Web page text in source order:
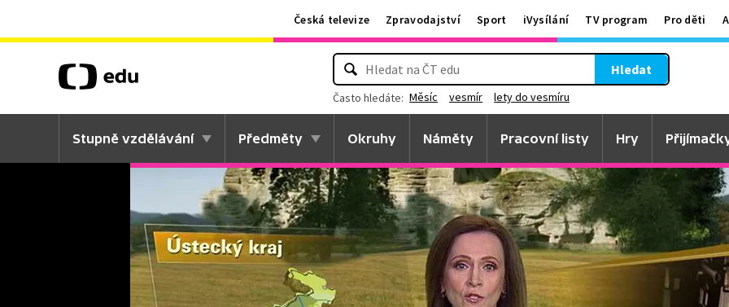
Česká televize Zpravodajství Sport iVysílání TV program Pro děti
Hledat
Často hledáte: Měsíc vesmír lety do vesmíru
Stupně vzdělávání Předměty Okruhy Náměty Pracovní listy Hry